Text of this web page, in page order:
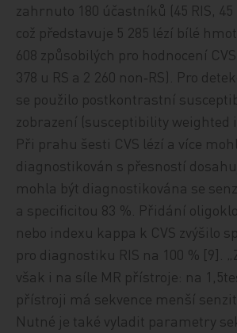
zahrnuto 180 účastníků (45 RIS, 45
což představuje 5 285 lézí bílé
608 způsobilých pro hodnocení CVS
378 u RS a 2 260 non‑RS). Pro
se použilo postkontrastní
zobrazení (susceptibility weighted
Při prahu šesti CVS lézí a více
diagnostikován s přesností
mohla být diagnostikována se
a specificitou 83 %. Přidání
nebo indexu kappa k CVS zvýšilo
pro diagnostiku RIS na 100 % [9].
však i na síle MR přístroje: na
přístroji má sekvence menší
Nutné je také vyladit parametry